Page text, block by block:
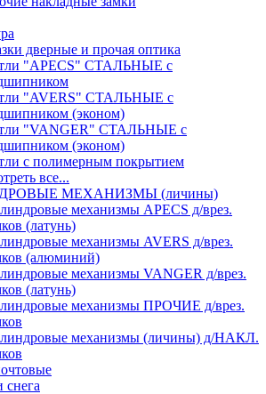
дверные и прочая оптика
"APECS" СТАЛЬНЫЕ с
"AVERS" СТАЛЬНЫЕ с
(эконом)
"VANGER" СТАЛЬНЫЕ с
(эконом)
с полимерным покрытием
все...
МЕХАНИЗМЫ (личины)
механизмы APECS д/врез.
(латунь)
механизмы AVERS д/врез.
(алюминий)
механизмы VANGER д/врез.
(латунь)
механизмы ПРОЧИЕ д/врез.
механизмы (личины) д/НАКЛ.
снега